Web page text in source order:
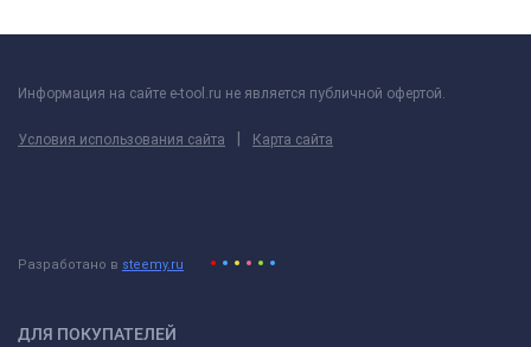
Информация на сайте e-tool.ru не является публичной офертой.
Условия использования сайта Карта сайта
Разработано в steemy.ru
ДЛЯ ПОКУПАТЕЛЕЙ